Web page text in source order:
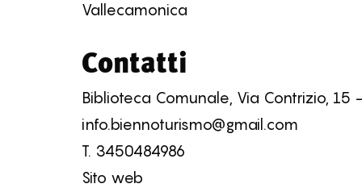
Vallecamonica
Contatti
Biblioteca Comunale, Via Contrizio, 15
info.biennoturismo@gmail.com
T. 3450484986
Sito web